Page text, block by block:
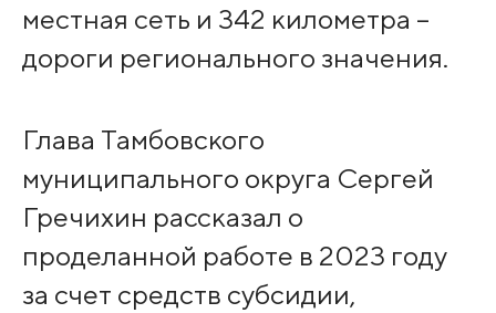
местная сеть и 342 километра –
дороги регионального значения.
Глава Тамбовского
муниципального округа Сергей
Гречихин рассказал о
проделанной работе в 2023 году
за счет средств субсидии,